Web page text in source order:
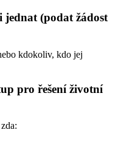
jednat (podat žádost
kdokoliv, kdo jej
pro řešení životní